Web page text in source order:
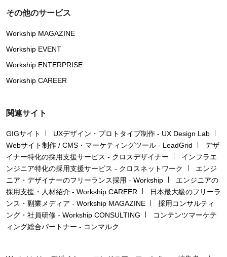
その他のサービス
Workship MAGAZINE
Workship EVENT
Workship ENTERPRISE
Workship CAREER
関連サイト
GIGサイト
UXデザイン・プロトタイプ制作 - UX Design Lab
Webサイト制作 / CMS・マーケティングツール - LeadGrid
デザ
イナー特化の採用支援サービス - クロスデザイナー
インフラエ
ンジニア特化の採用支援サービス - クロスネットワーク
エンジ
ニア・デザイナーのフリーランス採用 - Workship
エンジニアの
採用支援・人材紹介 - Workship CAREER
日本最大級のフリーラ
ンス・副業メディア - Workship MAGAZINE
採用コンサルティ
ング・社員研修 - Workship CONSULTING
コンテンツマーケテ
ィング総合パートナー - コンマルク